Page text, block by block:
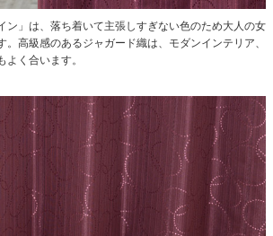
ン」は、落ち着いて主張しすぎない色のため大人の女
。高級感のあるジャガード織は、モダンインテリア、
よく合います。